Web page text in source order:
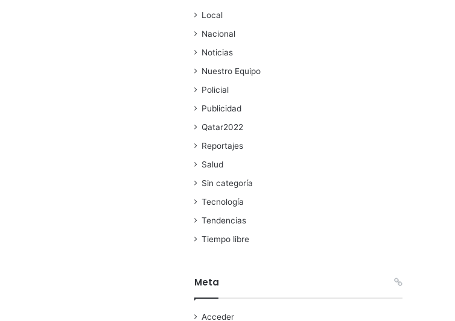
Local
Nacional
Noticias
Nuestro Equipo
Policial
Publicidad
Qatar2022
Reportajes
Salud
Sin categoría
Tecnología
Tendencias
Tiempo libre
Meta
Acceder